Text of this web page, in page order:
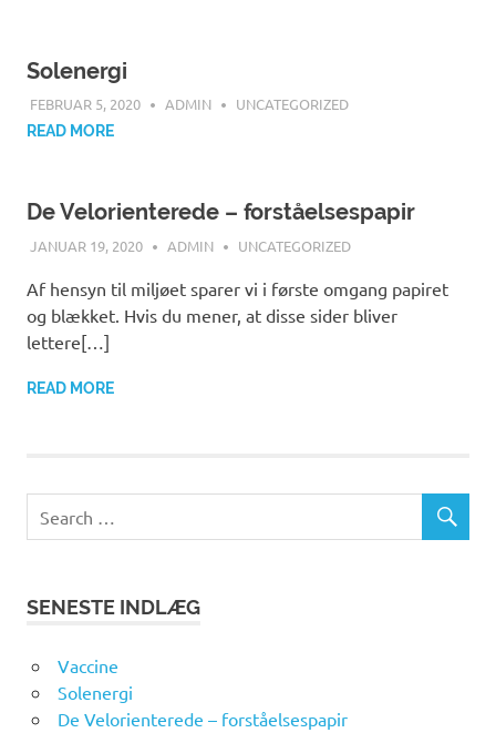
Solenergi
FEBRUAR 5, 2020 ADMIN UNCATEGORIZED
READ MORE
De Velorienterede – forståelsespapir
JANUAR 19, 2020 ADMIN UNCATEGORIZED
Af hensyn til miljøet sparer vi i første omgang papiret
og blækket. Hvis du mener, at disse sider bliver
lettere[…]
READ MORE
SENESTE INDLÆG
Vaccine
Solenergi
De Velorienterede – forståelsespapir